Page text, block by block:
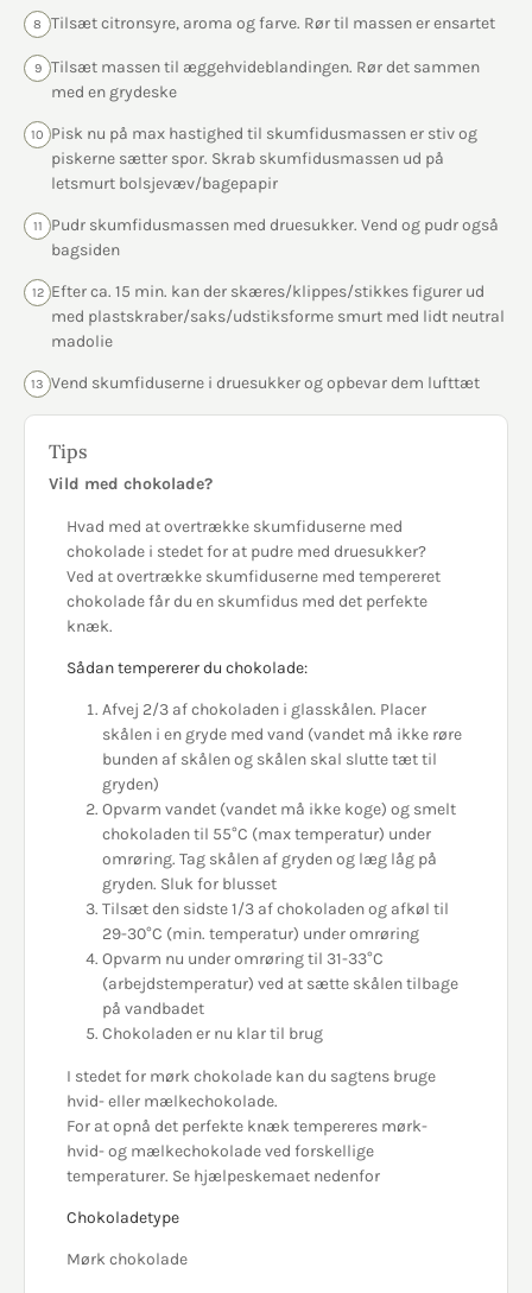
8 Tilsæt citronsyre, aroma og farve. Rør til massen er ensartet
9
Tilsæt massen til æggehvideblandingen. Rør det sammen
med en grydeske
10
Pisk nu på max hastighed til skumfidusmassen er stiv og
piskerne sætter spor. Skrab skumfidusmassen ud på
letsmurt bolsjevæv/bagepapir
11
Pudr skumfidusmassen med druesukker. Vend og pudr også
bagsiden
12 Efter ca. 15 min. kan der skæres/klippes/stikkes figurer ud
med plastskraber/saks/udstiksforme smurt med lidt neutral
madolie
13 Vend skumfiduserne i druesukker og opbevar dem lufttæt
Tips
Vild med chokolade?
Hvad med at ​overtrække skumfiduserne med
chokolade i stedet for at pudre med druesukker?
Ved at overtrække skumfiduserne med tempereret
chokolade får du en skumfidus med det perfekte
knæk.
Sådan tempererer du chokolade:
Afvej 2/3 af chokoladen i glasskålen. Placer
skålen i en gryde med vand (vandet må ikke røre
bunden af skålen og skålen skal slutte tæt til
gryden)
Opvarm vandet (vandet må ikke koge) og smelt
chokoladen til 55°C (max temperatur) under
omrøring. Tag skålen af gryden og læg låg på
gryden. Sluk for blusset
Tilsæt den sidste 1/3 af chokoladen og afkøl til
29-30°C (min. temperatur) under omrøring
Opvarm nu under omrøring til 31-33°C
(arbejdstemperatur) ved at sætte skålen tilbage
på vandbadet
Chokoladen er nu klar til brug
I stedet for mørk chokolade kan du sagtens bruge
hvid- eller mælkechokolade.
For at opnå det perfekte knæk tempereres mørk-
hvid- og mælkechokolade ved forskellige
temperaturer. Se hjælpeskemaet nedenfor
Chokoladetype
Mørk chokolade